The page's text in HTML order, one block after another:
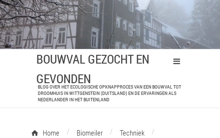
BOUWVAL GEZOCHT EN
GEVONDEN
BLOG OVER HET ECOLOGISCHE OPKNAPPROCES VAN EEN BOUWVAL TOT
DROOMHUIS IN WITTGENSTEIN (DUITSLAND) EN DE ERVARINGEN ALS
NEDERLANDER IN HET BUITENLAND
Home / Biomeiler / Techniek
/